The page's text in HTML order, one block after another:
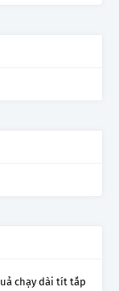
chạy dài tít tắp